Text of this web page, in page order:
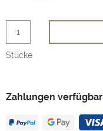
Zahlungen verfügbar
Stücke